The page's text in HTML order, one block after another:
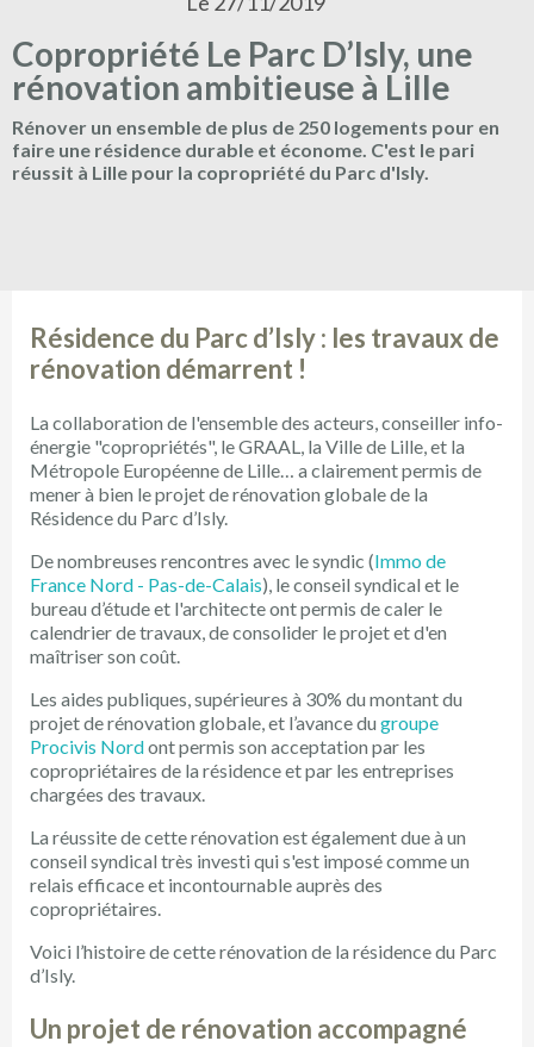
Copropriété Le Parc D’Isly, une
rénovation ambitieuse à Lille
Rénover un ensemble de plus de 250 logements pour en
faire une résidence durable et économe. C'est le pari
réussit à Lille pour la copropriété du Parc d'Isly.
Résidence du Parc d’Isly : les travaux de
rénovation démarrent !
La collaboration de l'ensemble des acteurs, conseiller info-
énergie "copropriétés", le GRAAL, la Ville de Lille, et la
Métropole Européenne de Lille… a clairement permis de
mener à bien le projet de rénovation globale de la
Résidence du Parc d’Isly.
De nombreuses rencontres avec le syndic (Immo de
France Nord - Pas-de-Calais), le conseil syndical et le
bureau d’étude et l'architecte ont permis de caler le
calendrier de travaux, de consolider le projet et d'en
maîtriser son coût.
Les aides publiques, supérieures à 30% du montant du
projet de rénovation globale, et l’avance du groupe
Procivis Nordont permis son acceptation par les
copropriétaires de la résidence et par les entreprises
chargées des travaux.
La réussite de cette rénovation est également due à un
conseil syndical très investi qui s'est imposé comme un
relais efficace et incontournable auprès des
copropriétaires.
Voici l’histoire de cette rénovation de la résidence du Parc
d’Isly.
Un projet de rénovation accompagné